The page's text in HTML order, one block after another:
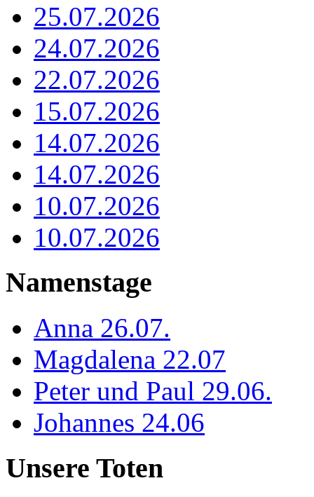
25.07.2026
24.07.2026
22.07.2026
15.07.2026
14.07.2026
14.07.2026
10.07.2026
10.07.2026
Namenstage
Anna 26.07.
Magdalena 22.07
Peter und Paul 29.06.
Johannes 24.06
Unsere Toten